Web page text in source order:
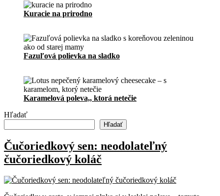
Kuracie na prirodno
Fazuľová polievka na sladko
Karamelová poleva,, ktorá netečie
Hľadať
Hľadať
Čučoriedkový sen: neodolateľný
čučoriedkový koláč